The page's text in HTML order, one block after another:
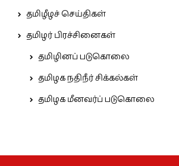
தமிழீழச் செய்திகள்
தமிழர் பிரச்சினைகள்
தமிழினப் படுகொலை
தமிழக நதிநீர் சிக்கல்கள்
தமிழக மீனவர்ப் படுகொலை